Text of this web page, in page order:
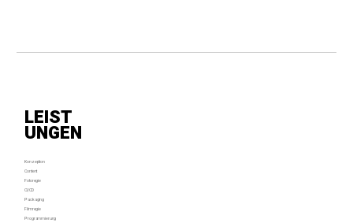
LEIST
UNGEN
Konzeption
Content
Fotoregie
CI/CD
Packaging
Filmregie
Programmierung